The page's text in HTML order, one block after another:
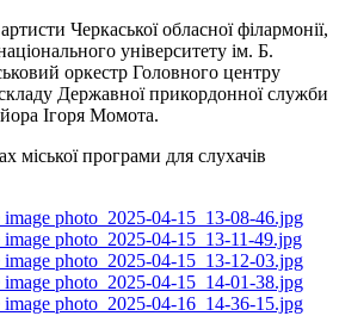
Черкаської обласної філармонії,
університету ім. Б.
оркестр Головного центру
Державної прикордонної служби
Ігоря Момота.
міської програми для слухачів